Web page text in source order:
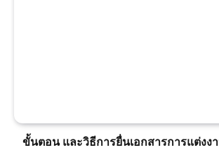
ขั้นตอน และวิธีการยื่นเอกสารการแต่งง